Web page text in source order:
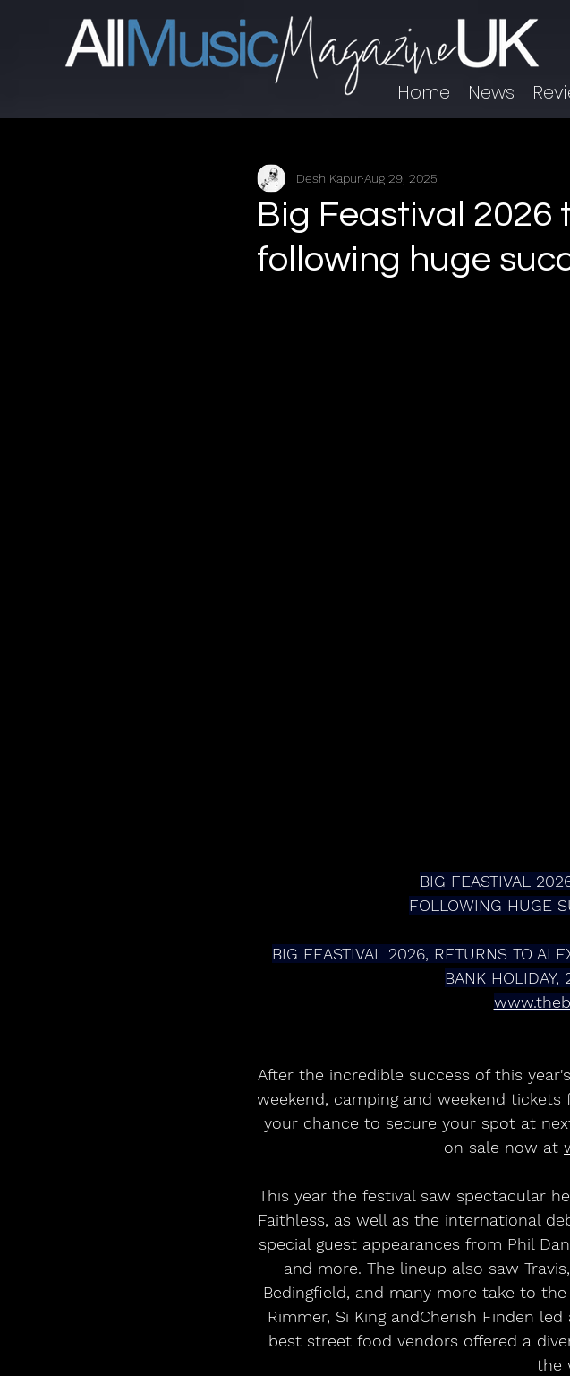
Home News
Big Feastival 2026
following huge
Desh KapurAug 29, 2025
BIG FEASTIVAL
FOLLOWING HUGE
BIG FEASTIVAL 2026, RETURNS TO
BANK
After the incredible success of this
weekend, camping and weekend
your chance to secure your spot at
on sale now at
This year the festival saw spectacular
Faithless, as well as the international
special guest appearances from Phil
and more. The lineup also saw
Bedingfield, and many more take to
Rimmer, Si King andCherish Finden
best street food vendors offered a
the